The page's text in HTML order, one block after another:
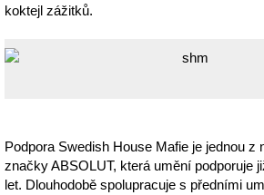
koktejl zážitků.
Podpora Swedish House Mafie je jednou z
značky ABSOLUT, která umění podporuje
let. Dlouhodobě spolupracuje s předními